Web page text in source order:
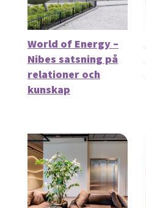
World of Energy –
Nibes satsning på
relationer och
kunskap